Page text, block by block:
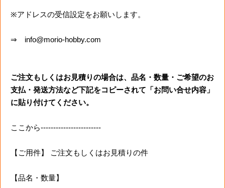
※アドレスの受信設定をお願いします。
⇒ info@morio-hobby.com
ご注文もしくはお見積りの場合は、品名・数量・ご希望のお
支払・発送方法など下記をコピーされて「お問い合せ内容」
に貼り付けてください。
ここから------------------------
【ご用件】 ご注文もしくはお見積りの件
【品名・数量】